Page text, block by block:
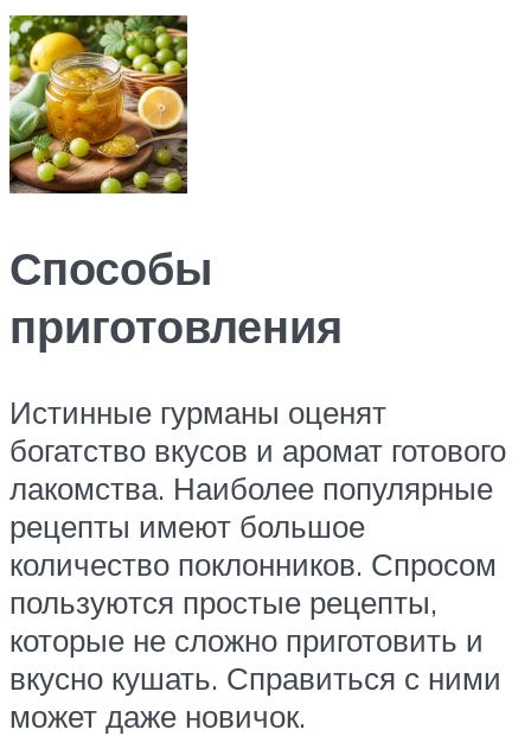
Способы
приготовления
Истинные гурманы оценят
богатство вкусов и аромат готового
лакомства. Наиболее популярные
рецепты имеют большое
количество поклонников. Спросом
пользуются простые рецепты,
которые не сложно приготовить и
вкусно кушать. Справиться с ними
может даже новичок.